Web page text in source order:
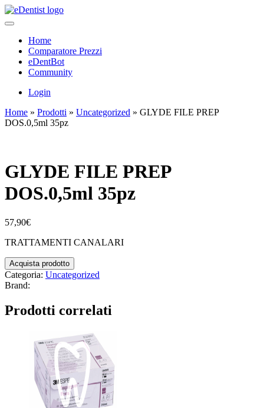
Home
Comparatore Prezzi
eDentBot
Community
Login
Home » Prodotti » Uncategorized » GLYDE FILE PREP
DOS.0,5ml 35pz
GLYDE FILE PREP
DOS.0,5ml 35pz
57,90€
TRATTAMENTI CANALARI
Acquista prodotto
Categoria: Uncategorized
Brand:
Prodotti correlati